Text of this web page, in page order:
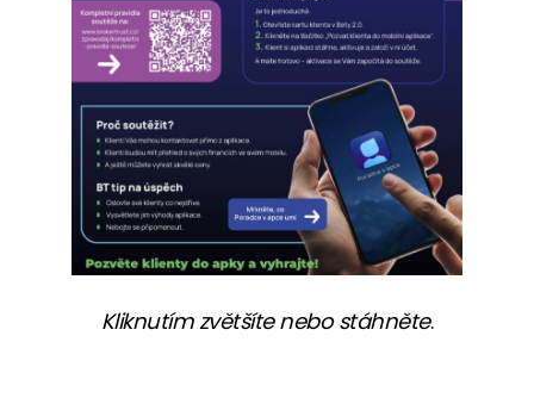
Kliknutím zvětšíte nebo stáhněte.